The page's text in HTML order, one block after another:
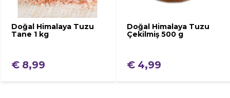
Doğal Himalaya Tuzu
Tane 1 kg
€ 8,99
Doğal Himalaya Tuzu
Çekilmiş 500 g
€ 4,99